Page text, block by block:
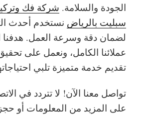
الجودة والسلامة. شركة فك
سبليت بالرياض نستخدم أحدث
لضمان دقة وسرعة العمل.
عملائنا الكامل، ونعمل على
تقديم خدمة متميزة تلبي
تواصل معنا الآن! لا تتردد في
على المزيد من المعلومات أو